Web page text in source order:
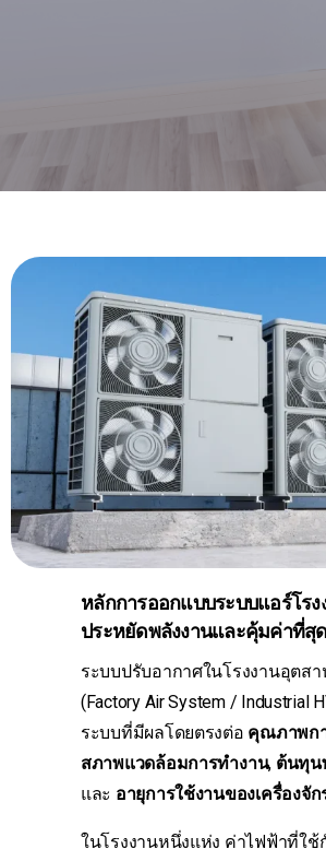
หลักการออกแบบระบบแอร์โรง
ประหยัดพลังงานและคุ้มค่าที่สุด
ระบบปรับอากาศในโรงงานอุตส
(Factory Air System / Industrial
ระบบที่มีผลโดยตรงต่อ คุณภาพก
สภาพแวดล้อมการทำงาน, ต้นทุน
และ อายุการใช้งานของเครื่องจัก
ในโรงงานหนึ่งแห่ง ค่าไฟฟ้าที่ใช้